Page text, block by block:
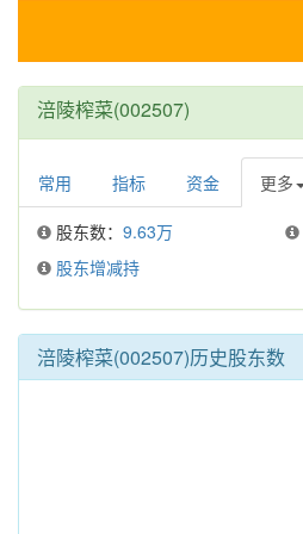
涪陵榨菜(002507)
常用 指标 资金 更多
股东数： 9.63万
股东增减持
涪陵榨菜(002507)历史股东数